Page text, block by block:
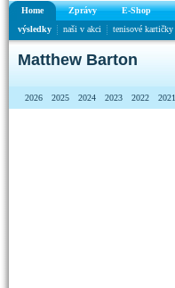
Home Zprávy E-Shop
výsledky
naši v akci tenisové kartičky
Matthew Barton
2026 2025 2024 2023 2022 2021